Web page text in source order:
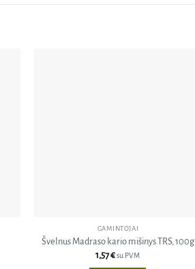
GAMINTOJAI
Švelnus Madraso kario mišinys TRS, 100g
1,57€ su PVM